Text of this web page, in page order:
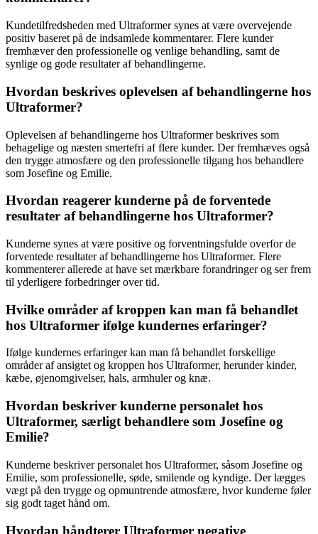
Kundetilfredsheden med Ultraformer synes at være overvejende
positiv baseret på de indsamlede kommentarer. Flere kunder
fremhæver den professionelle og venlige behandling, samt de
synlige og gode resultater af behandlingerne.
Hvordan beskrives oplevelsen af behandlingerne hos
Ultraformer?
Oplevelsen af behandlingerne hos Ultraformer beskrives som
behagelige og næsten smertefri af flere kunder. Der fremhæves også
den trygge atmosfære og den professionelle tilgang hos behandlere
som Josefine og Emilie.
Hvordan reagerer kunderne på de forventede
resultater af behandlingerne hos Ultraformer?
Kunderne synes at være positive og forventningsfulde overfor de
forventede resultater af behandlingerne hos Ultraformer. Flere
kommenterer allerede at have set mærkbare forandringer og ser frem
til yderligere forbedringer over tid.
Hvilke områder af kroppen kan man få behandlet
hos Ultraformer ifølge kundernes erfaringer?
Ifølge kundernes erfaringer kan man få behandlet forskellige
områder af ansigtet og kroppen hos Ultraformer, herunder kinder,
kæbe, øjenomgivelser, hals, armhuler og knæ.
Hvordan beskriver kunderne personalet hos
Ultraformer, særligt behandlere som Josefine og
Emilie?
Kunderne beskriver personalet hos Ultraformer, såsom Josefine og
Emilie, som professionelle, søde, smilende og kyndige. Der lægges
vægt på den trygge og opmuntrende atmosfære, hvor kunderne føler
sig godt taget hånd om.
Hvordan håndterer Ultraformer negative